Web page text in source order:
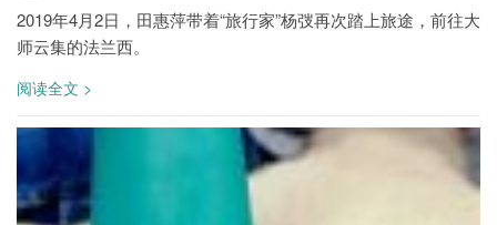
2019年4月2日，田惠萍带着“旅行家”杨弢再次踏上旅途，前往大
师云集的法兰西。
阅读全文 >